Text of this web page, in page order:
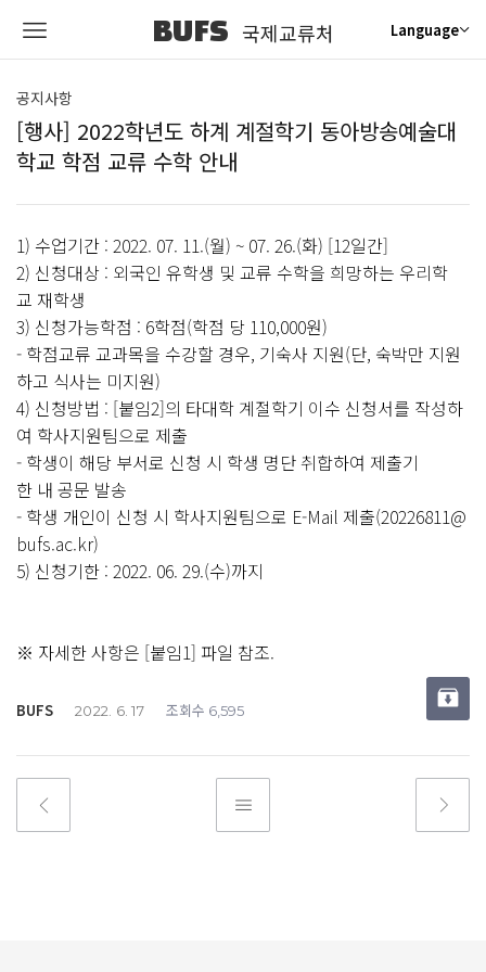
BUFS 국제교류처 Language
공지사항
[행사] 2022학년도 하계 계절학기 동아방송예술대
학교 학점 교류 수학 안내
1) 수업기간 : 2022. 07. 11.(월) ~ 07. 26.(화) [12일간]
2) 신청대상 : 외국인 유학생 및 교류 수학을 희망하는 우리학
교 재학생
3) 신청가능학점 : 6학점(학점 당 110,000원)
- 학점교류 교과목을 수강할 경우, 기숙사 지원(단, 숙박만 지원
하고 식사는 미지원)
4) 신청방법 : [붙임2]의 타대학 계절학기 이수 신청서를 작성하
여 학사지원팀으로 제출
- 학생이 해당 부서로 신청 시 학생 명단 취합하여 제출기
한 내 공문 발송
- 학생 개인이 신청 시 학사지원팀으로 E-Mail 제출(20226811@
bufs.ac.kr)
5) 신청기한 : 2022. 06. 29.(수)까지
※ 자세한 사항은 [붙임1] 파일 참조.
BUFS 2022. 6. 17 조회수 6,595